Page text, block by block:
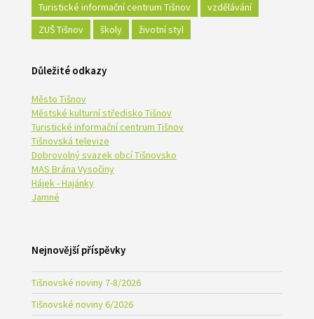
Turistické informační centrum Tišnov
vzdělávání
ZUŠ Tišnov
školy životní styl
Důležité odkazy
Město Tišnov
Městské kulturní středisko Tišnov
Turistické informační centrum Tišnov
Tišnovská televize
Dobrovolný svazek obcí Tišnovsko
MAS Brána Vysočiny
Hájek - Hajánky
Jamné
Nejnovější příspěvky
Tišnovské noviny 7-8/2026
Tišnovské noviny 6/2026